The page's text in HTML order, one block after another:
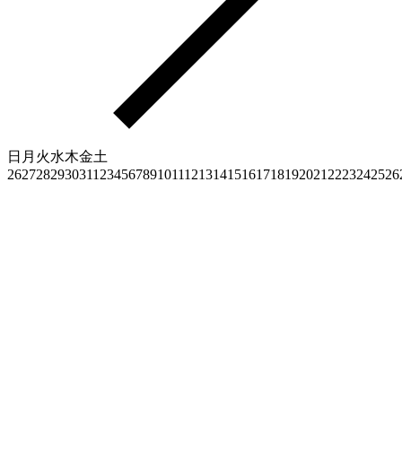
日 月 火水木金土
2627282930311 23456789101112131415161718192021 2223242526